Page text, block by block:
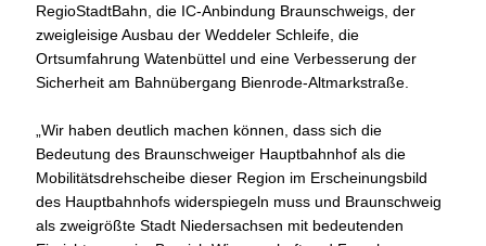
RegioStadtBahn, die IC-Anbindung Braunschweigs, der
zweigleisige Ausbau der Weddeler Schleife, die
Ortsumfahrung Watenbüttel und eine Verbesserung der
Sicherheit am Bahnübergang Bienrode-Altmarkstraße.
Wir haben deutlich machen können, dass sich die
Bedeutung des Braunschweiger Hauptbahnhof als die
Mobilitätsdrehscheibe dieser Region im Erscheinungsbild
des Hauptbahnhofs widerspiegeln muss und Braunschweig
als zweigrößte Stadt Niedersachsen mit bedeutenden